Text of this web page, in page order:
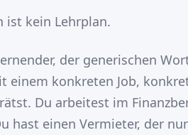
ist kein Lehrplan.
der generischen
einem konkreten Job,
Du arbeitest im
hast einen Vermieter, der